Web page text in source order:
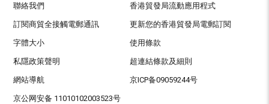
聯絡我們 香港貿發局流動應用程式
訂閱商貿全接觸電郵通訊 更新您的香港貿發局電郵訂閱
字體大小 使用條款
私隱政策聲明 超連結條款及細則
網站導航 京ICP备09059244号
京公网安备 11010102003523号